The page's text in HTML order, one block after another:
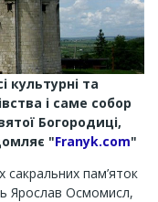
культурні та
і саме собор
Богородиці,
"Franyk.com"
пам’яток
Ярослав Осмомисл,